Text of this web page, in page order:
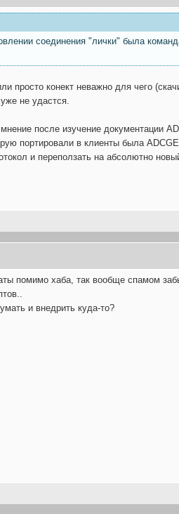
соединения "лички" была
просто конект неважно для чего
не удастся.
после изучение документации
портировали в клиенты была
и переползать на абсолютно
помимо хаба, так вообще спамом
и внедрить куда-то?